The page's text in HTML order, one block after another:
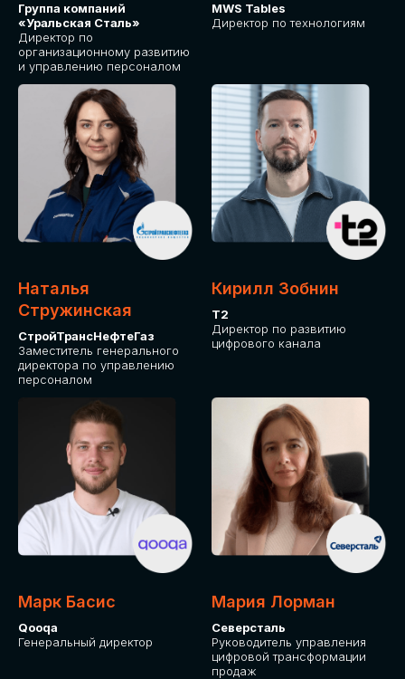
Группа компаний
«Уральская Сталь»
Директор по
организационному развитию
и управлению персоналом
MWS Tables
Директор по технологиям
Наталья
Стружинская
СтройТрансНефтеГаз
Заместитель генерального
директора по управлению
персоналом
Кирилл Зобнин
Т2
Директор по развитию
цифрового канала
Марк Басис
Qooqa
Генеральный директор
Мария Лорман
Северсталь
Руководитель управления
цифровой трансформации
продаж
Приглашаем стать спикером GLOBAL
TECH FORUM и поделиться своим
опытом и экспертизой. Будем рады
сотрудничеству!
СТАТЬ
СПИКЕРОМ
IT Solutions for Business
СРЕДИ ПАРТНЕРОВ
МЕРОПРИЯТИЯ